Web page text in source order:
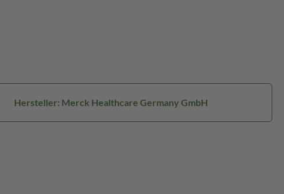
Hersteller: Merck Healthcare Germany GmbH